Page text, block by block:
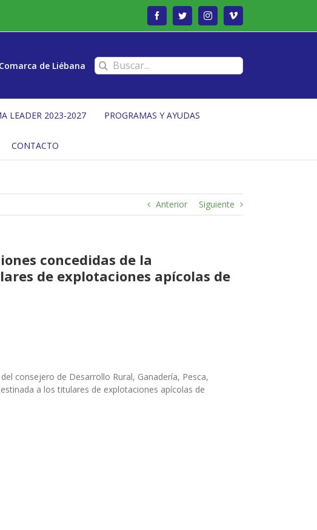
FacebookTwitterInstagramVimeo
de Liébana Buscar:
LEADER 2023-2027 PROGRAMAS Y AYUDAS
CONTACTO
Anterior Siguiente
concedidas de la
de explotaciones apícolas de
consejero de Desarrollo Rural, Ganadería, Pesca,
a los titulares de explotaciones apícolas de